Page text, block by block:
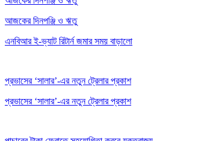
আজকের দিনপঞ্জি ও ঋতু
এনবিআর ই-ভ্যাট রিটার্ন জমার সময় বাড়ালো
প্রভাসের ‘সালার’-এর নতুন ট্রেলার প্রকাশ
প্রভাসের ‘সালার’-এর নতুন ট্রেলার প্রকাশ